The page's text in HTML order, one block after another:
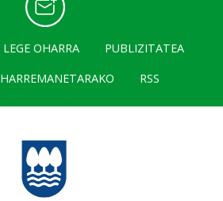
LEGE OHARRA
PUBLIZITATEA
HARREMANETARAKO RSS